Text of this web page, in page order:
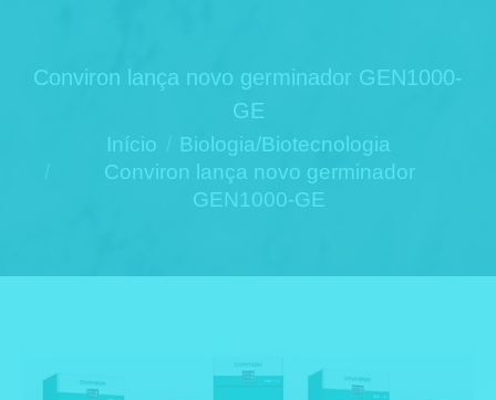
Conviron lança novo germinador GEN1000-
GE
Você está aqui:
Início
Biologia/Biotecnologia
Conviron lança novo germinador
GEN1000-GE